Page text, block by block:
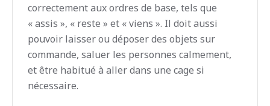
correctement aux ordres de base, tels que
« assis », « reste » et « viens ». Il doit aussi
pouvoir laisser ou déposer des objets sur
commande, saluer les personnes calmement,
et être habitué à aller dans une cage si
nécessaire.